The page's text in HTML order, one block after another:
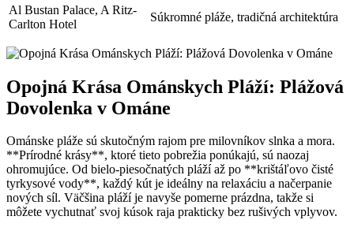
Al Bustan Palace, A Ritz-
Carlton Hotel
Súkromné pláže, tradičná architektúra
Opojná Krása Ománskych Pláží: Plážová
Dovolenka v Ománe
Ománske pláže sú skutočným rajom pre milovníkov slnka a mora.
**Prírodné krásy**, ktoré tieto pobrežia ponúkajú, sú naozaj
ohromujúce. Od bielo-piesočnatých pláží až po **krištáľovo čisté
tyrkysové vody**, každý kút je ideálny na relaxáciu a načerpanie
nových síl. Väčšina pláží je navyše pomerne prázdna, takže si
môžete vychutnať svoj kúsok raja prakticky bez rušivých vplyvov.